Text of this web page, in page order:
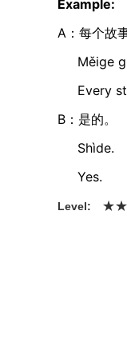
Example:
A：每个故
Měiɡe
Every
B：是的。
Shìde.
Yes.
Level: ★★